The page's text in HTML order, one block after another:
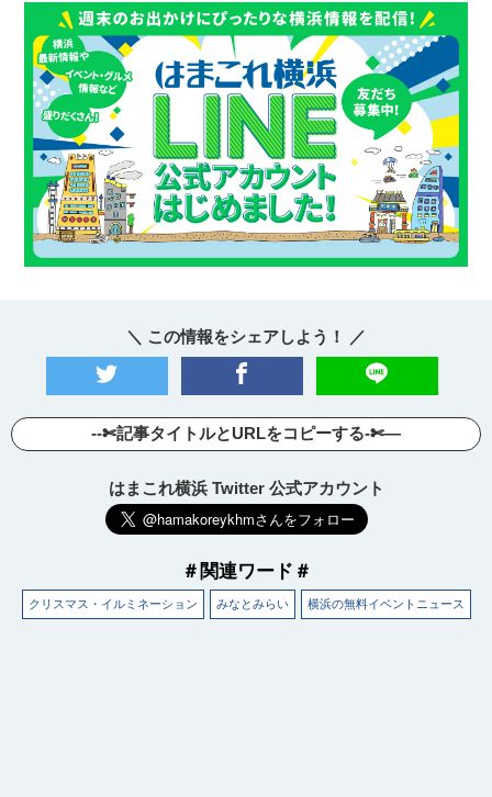
＼ この情報をシェアしよう！ ／
--✄記事タイトルとURLをコピーする-✄—
はまこれ横浜 Twitter 公式アカウント
＃関連ワード＃
クリスマス・イルミネーション みなとみらい 横浜の無料イベントニュース